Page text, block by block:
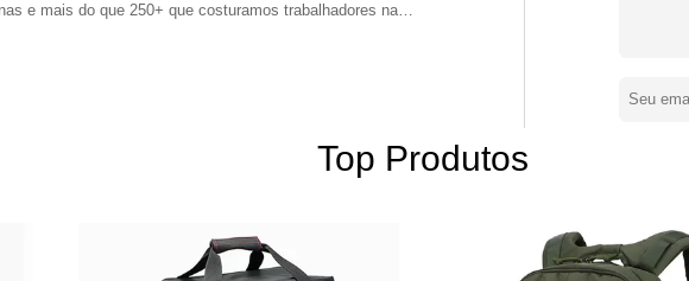
e mais do que 250+ que costuramos trabalhadores na
e outros sistemas da verificação da qualidade. Nós
nossos clientes. Entrementes, nós somos
como Walmart, Bass Pro, Cabela, Costco, Rawlings etc.
Top Produtos